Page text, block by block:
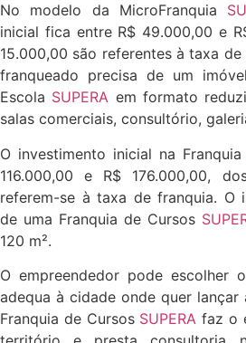
No modelo da MicroFranquia
inicial fica entre R$ 49.000,00 e
15.000,00 são referentes à taxa
franqueado precisa de um
Escola SUPERA em formato
salas comerciais, consultório,
O investimento inicial na Franquia
116.000,00 e R$ 176.000,00,
referem-se à taxa de franquia. O
de uma Franquia de Cursos
120 m².
O empreendedor pode escolher
adequa à cidade onde quer
Franquia de Cursos SUPERA faz o